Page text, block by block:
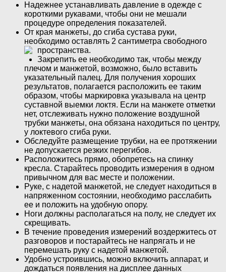
Надежнее устанавливать давление в одежде с
короткими рукавами, чтобы они не мешали
процедуре определения показателей.
От края манжеты, до сгиба сустава руки,
необходимо оставлять 2 сантиметра свободного
пространства.
Закрепить ее необходимо так, чтобы между
плечом и манжетой, возможно, было вставить
указательный палец. Для получения хороших
результатов, полагается расположить ее таким
образом, чтобы маркировка указывала на центр
суставной выемки локтя. Если на манжете отметки
нет, отслеживать нужно положение воздушной
трубки манжеты, она обязана находиться по центру,
у локтевого сгиба руки.
Обследуйте размещение трубки, на ее протяжении
не допускается резких перегибов.
Расположитесь прямо, обопретесь на спинку
кресла. Старайтесь проводить измерения в одном
привычном для вас месте и положении.
Руке, с надетой манжетой, не следует находиться в
напряженном состоянии, необходимо расслабить
ее и положить на удобную опору.
Ноги должны располагаться на полу, не следует их
скрещивать.
В течение проведения измерений воздержитесь от
разговоров и постарайтесь не напрягать и не
перемешать руку с надетой манжетой.
Удобно устроившись, можно включить аппарат, и
дождаться появления на дисплее данных